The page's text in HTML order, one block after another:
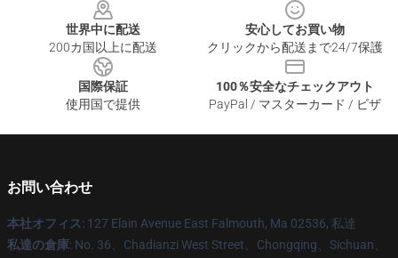
世界中に配送
200カ国以上に配送
安心してお買い物
クリックから配送まで24/7保護
国際保証
使用国で提供
100％安全なチェックアウト
PayPal / マスターカード / ビザ
お問い合わせ
本社オフィス: 127 Elain Avenue East Falmouth, Ma 02536, 私達
私達の倉庫: No. 36、Chadianzi West Street、Chongqing、Sichuan、